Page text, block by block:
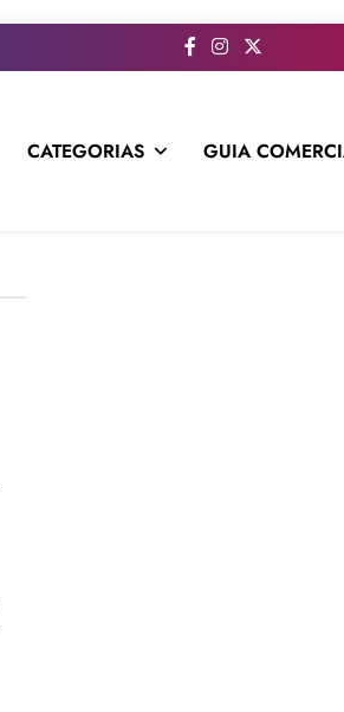
CATEGORIAS GUIA